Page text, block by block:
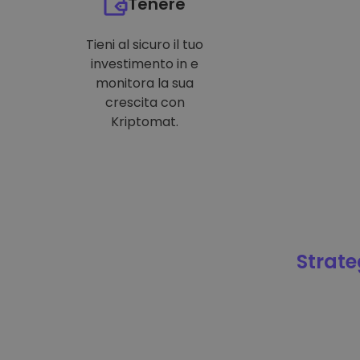
Tieni al sicuro il tuo
investimento in e
monitora la sua
crescita con
Kriptomat.